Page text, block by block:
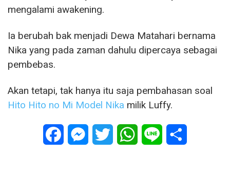
mengalami awakening.
Ia berubah bak menjadi Dewa Matahari bernama
Nika yang pada zaman dahulu dipercaya sebagai
pembebas.
Akan tetapi, tak hanya itu saja pembahasan soal
Hito Hito no Mi Model Nika milik Luffy.
FacebookMessenger
Twitter WhatsApp
Line